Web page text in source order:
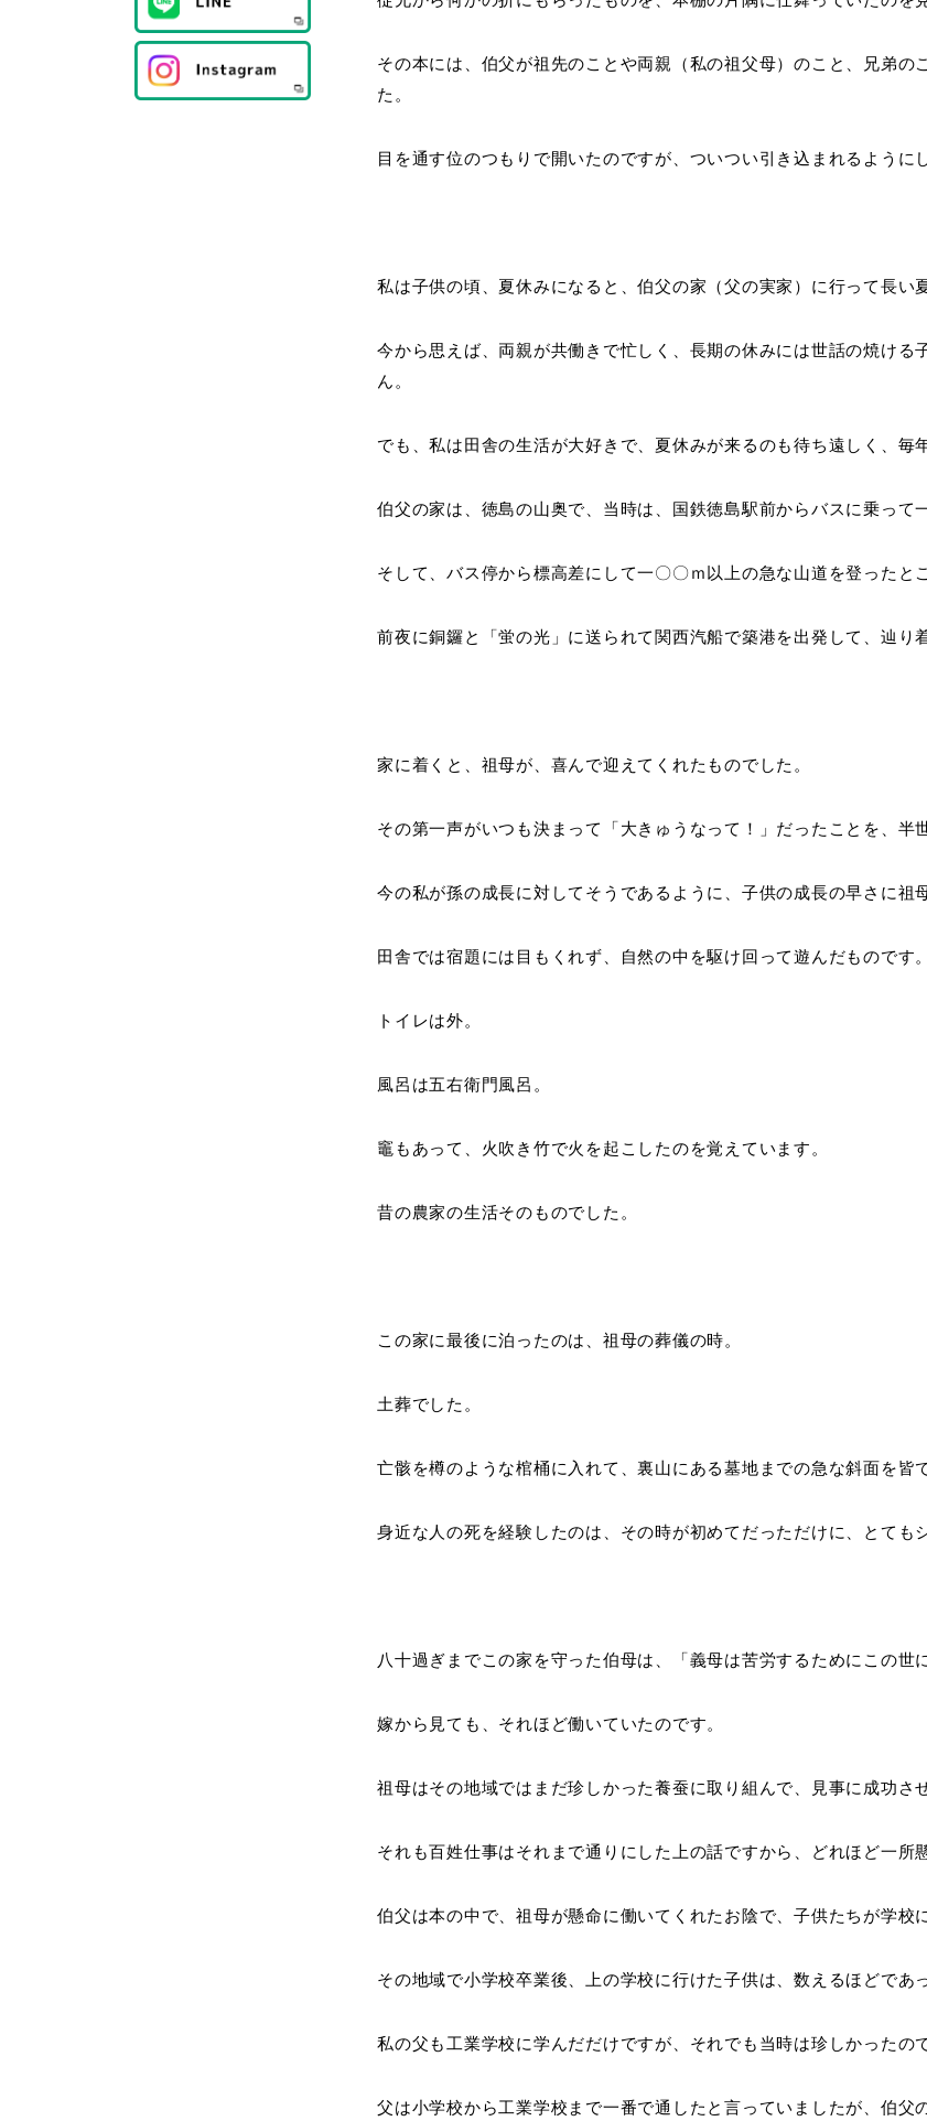
その本には、伯父が祖先のことや両親（私の祖父母）のこと、兄弟の
た。
目を通す位のつもりで開いたのですが、ついつい引き込まれるように
私は子供の頃、夏休みになると、伯父の家（父の実家）に行って長い
今から思えば、両親が共働きで忙しく、長期の休みには世話の焼け
ん。
でも、私は田舎の生活が大好きで、夏休みが来るのも待ち遠しく、毎
伯父の家は、徳島の山奥で、当時は、国鉄徳島駅前からバスに乗って
そして、バス停から標高差にして一〇〇ｍ以上の急な山道を登ったと
前夜に銅鑼と「蛍の光」に送られて関西汽船で築港を出発して、辿り
家に着くと、祖母が、喜んで迎えてくれたものでした。
その第一声がいつも決まって「大きゅうなって！」だったことを、半
今の私が孫の成長に対してそうであるように、子供の成長の早さに祖
田舎では宿題には目もくれず、自然の中を駆け回って遊んだものです。
トイレは外。
風呂は五右衛門風呂。
竈もあって、火吹き竹で火を起こしたのを覚えています。
昔の農家の生活そのものでした。
この家に最後に泊ったのは、祖母の葬儀の時。
土葬でした。
亡骸を樽のような棺桶に入れて、裏山にある墓地までの急な斜面を皆
身近な人の死を経験したのは、その時が初めてだっただけに、とても
八十過ぎまでこの家を守った伯母は、「義母は苦労するためにこの世
嫁から見ても、それほど働いていたのです。
祖母はその地域ではまだ珍しかった養蚕に取り組んで、見事に成功さ
それも百姓仕事はそれまで通りにした上の話ですから、どれほど一所
伯父は本の中で、祖母が懸命に働いてくれたお陰で、子供たちが学校
その地域で小学校卒業後、上の学校に行けた子供は、数えるほどであ
私の父も工業学校に学んだだけですが、それでも当時は珍しかったの
父は小学校から工業学校まで一番で通したと言っていましたが、伯父